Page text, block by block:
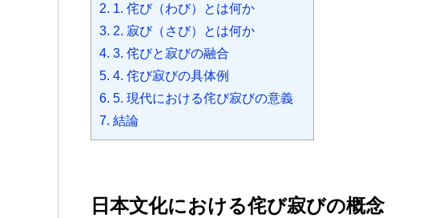
o
o
k
e
r
g
e
A
p
p
n
g
2. 1. 侘び（わび）とは何か
3. 2. 寂び（さび）とは何か
4. 3. 侘びと寂びの融合
5. 4. 侘び寂びの具体例
6. 5. 現代における侘び寂びの意義
7. 結論
日本文化における侘び寂びの概念